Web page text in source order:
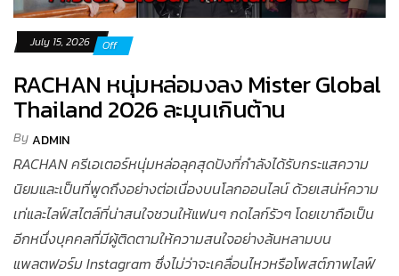
July 15, 2026 Off
RACHAN หนุ่มหล่อมงลง Mister Global
Thailand 2026 ละมุนเกินต้าน
ByADMIN
RACHAN ครีเอเตอร์หนุ่มหล่อลุคสุดปังที่กำลังได้รับกระแสความ
นิยมและเป็นที่พูดถึงอย่างต่อเนื่องบนโลกออนไลน์ ด้วยเสน่ห์ความ
เท่และไลฟ์สไตล์ที่น่าสนใจชวนให้แฟนๆ กดไลก์รัวๆ โดยเขาถือเป็น
อีกหนึ่งบุคคลที่มีผู้ติดตามให้ความสนใจอย่างล้นหลามบน
แพลตฟอร์ม Instagram ซึ่งไม่ว่าจะเคลื่อนไหวหรือโพสต์ภาพไลฟ์